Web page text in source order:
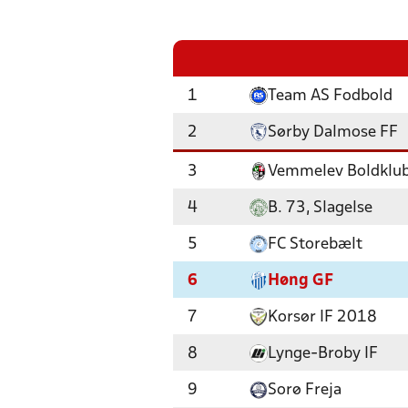
1 Team AS Fodbold
2 Sørby Dalmose FF
3 Vemmelev
4 B. 73, Slagelse
5 FC Storebælt
6 Høng GF
7 Korsør IF 2018
8 Lynge-Broby IF
9 Sorø Freja